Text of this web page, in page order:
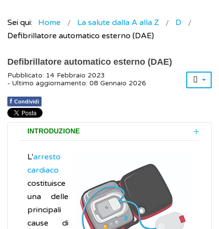
Sei qui: Home La salute dalla A alla Z
D
Defibrillatore automatico esterno (DAE)
Defibrillatore automatico esterno (DAE)
Pubblicato: 14 Febbraio 2023
- Ultimo aggiornamento: 08 Gennaio 2026
f Condividi
INTRODUZIONE
L'arresto
cardiaco
costituisce
una delle
principali
cause di